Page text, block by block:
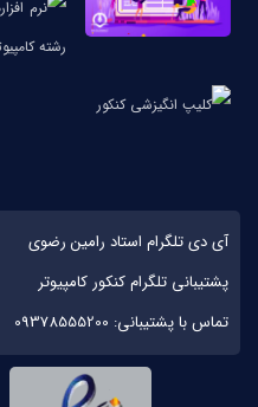
آی دی تلگرام استاد رامین رضوی
پشتیبانی تلگرام کنکور کامپیوتر
تماس با پشتیبانی: 09378555200